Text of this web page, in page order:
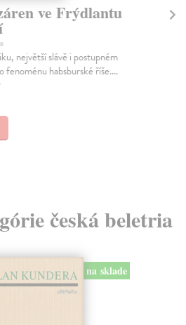
ve Frýdlantu
největší slávě i postupném
fenoménu habsburské říše....
česká beletria
na sklade